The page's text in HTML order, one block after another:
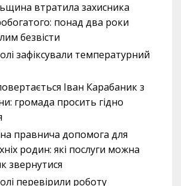
втратила захисника
понад два роки
безвісти
зафіксували температурний
Іван Карабаник з
громада просить гідно
правнича допомога для
родин: які послуги можна
звернутися
перевірили роботу